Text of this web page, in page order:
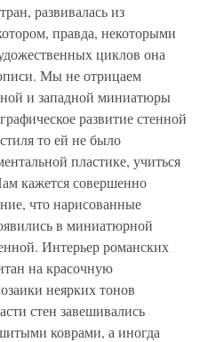
развивалась из
правда, некоторыми
циклов она
Мы не отрицаем
и западной миниатюры
развитие стенной
то ей не было
пластике, учиться
кажется совершенно
что нарисованные
в миниатюрной
Интерьер романских
на красочную
неярких тонов
стен завешивались
коврами, а иногда